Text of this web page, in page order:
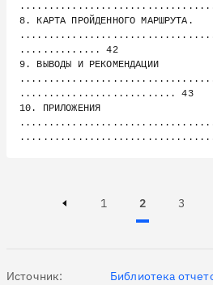
8. КАРТА ПРОЙДЕННОГО МАРШРУТА.
.............. 42
9. ВЫВОДЫ И РЕКОМЕНДАЦИИ
........................... 43
10. ПРИЛОЖЕНИЯ
Page
1 Page
2 Active,
3
Источник:
Библиотека